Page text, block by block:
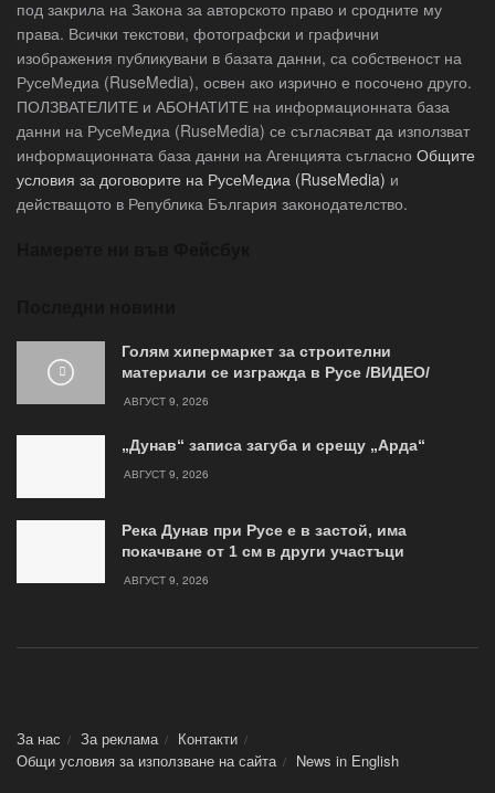
под закрила на Закона за авторското право и сродните му
права. Всички текстови, фотографски и графични
изображения публикувани в базата данни, са собственост на
РусеМедиа (RuseMedia), освен ако изрично е посочено друго.
ПОЛЗВАТЕЛИТЕ и АБОНАТИТЕ на информационната база
данни на РусеМедиа (RuseMedia) се съгласяват да използват
информационната база данни на Агенцията съгласно Общите
условия за договорите на РусеМедиа (RuseMedia) и
действащото в Република България законодателство.
Голям хипермаркет за строителни
материали се изгражда в Русе /ВИДЕО/
АВГУСТ 9, 2026
„Дунав“ записа загуба и срещу „Арда“
АВГУСТ 9, 2026
Река Дунав при Русе е в застой, има
покачване от 1 см в други участъци
АВГУСТ 9, 2026
За нас За реклама
Контакти
Общи условия за използване на сайта
News in Еnglish